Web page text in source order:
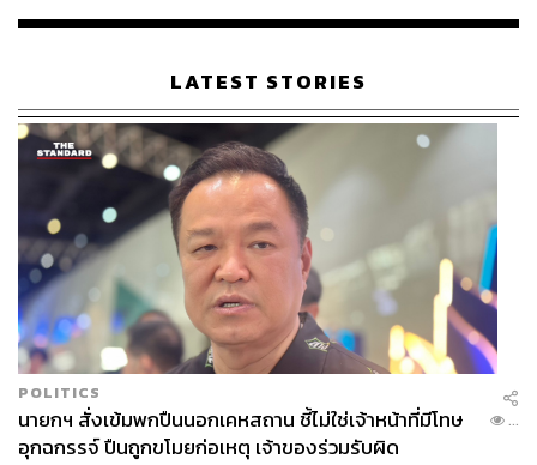
เรือนไทยที่ถูกซุกไว้
LATEST STORIES
POLITICS
นายกฯ สั่งเข้มพกปืนนอกเคหสถาน ชี้ไม่ใช่เจ้าหน้าที่มีโทษ
อุกฉกรรจ์ ปืนถูกขโมยก่อเหตุ เจ้าของร่วมรับผิด
...